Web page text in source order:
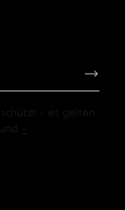
- es gelten
und -